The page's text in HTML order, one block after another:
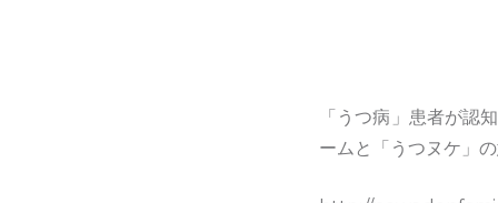
「うつ病」患者が認
ームと「うつヌケ」